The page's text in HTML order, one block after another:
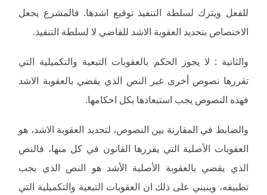
للفعل ويترك لسلطة التنفيذ توقيع اشدها. فالمشرع يجعل
الاختصاص بتحديد العقوبة الاشد للقاضي لا لسلطة التنفيذ.
والثانية : لا يجوز الحكم بالعقوبات التبعية والتكميلية التي
تقررها نصوص أخرى غير النص الذي يقضي بالعقوبة الاشد
فهذه النصوص يجب استبعادها بكل احكامها.
والضابط في المقارنة بين النصوص، لتحديد العقوبة الاشد، هو
العقوبات الأصلية التي يقررها القانون في كل منها، فالنص
الذي يقضي بالعقوبة الأصلية الأشد هو النص الذي يجب
تطبيقه، وينبني على ذلك ان العقوبات التبعية والتكميلية التي